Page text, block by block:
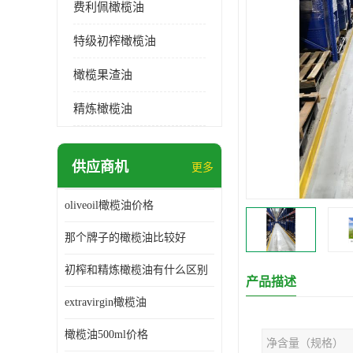
费利佩橄榄油
特级初榨橄榄油
橄榄果渣油
精炼橄榄油
供应商机 更多
oliveoil橄榄油价格
那个牌子的橄榄油比较好
初榨和精炼橄榄油有什么区别
extravirgin橄榄油
橄榄油500ml价格
产品描述
净含量（规格）